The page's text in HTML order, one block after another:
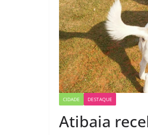
CIDADE DESTAQUE
Atibaia